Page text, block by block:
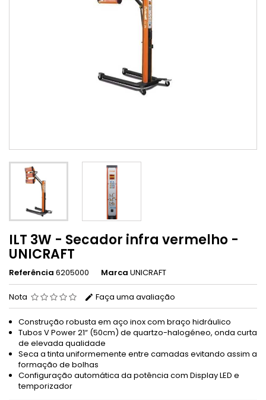
ILT 3W - Secador infra vermelho -
UNICRAFT
Referência 6205000 Marca UNICRAFT
Nota Faça uma avaliação
Construção robusta em aço inox com braço hidráulico
Tubos V Power 21“ (50cm) de quartzo-halogéneo, onda curta
de elevada qualidade
Seca a tinta uniformemente entre camadas evitando assim a
formação de bolhas
Configuração automática da potência com Display LED e
temporizador